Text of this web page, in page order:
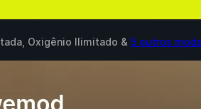
Oxigênio Ilimitado & 5 outros